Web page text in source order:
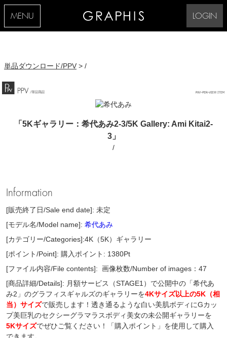
MENU LOGIN
単品ダウンロード/PPV > /
「5Kギャラリー：希代あみ2-3/5K Gallery: Ami Kitai2-
3」
/
Information
[販売終了日/Sale end date]: 未定
[モデル名/Model name]:希代あみ
[カテゴリー/Categories]:4K（5K）ギャラリー
[ポイント/Point]: 購入ポイント: 1380Pt
[ファイル内容/File contents]: 画像枚数/Number of images：47
[商品詳細/Details]: 月額サービス（STAGE1）で公開中の「希代あ
み2」のグラフィスギャルズのギャラリーを4Kサイズ以上の5K（相
当）サイズで販売します！透き通るような白い美肌ボディにGカッ
プ美巨乳のセクシーグラマラスボディ美女の未公開ギャラリーを
5Kサイズでぜひご覧ください！「購入ポイント」を使用して購入